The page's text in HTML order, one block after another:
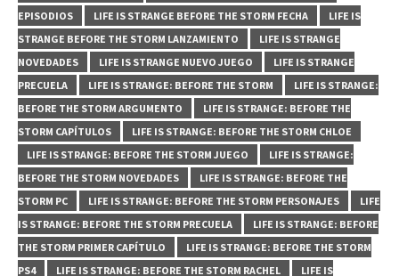
EPISODIOS
LIFE IS STRANGE BEFORE THE STORM FECHA
LIFE IS
STRANGE BEFORE THE STORM LANZAMIENTO
LIFE IS STRANGE
NOVEDADES
LIFE IS STRANGE NUEVO JUEGO
LIFE IS STRANGE
PRECUELA
LIFE IS STRANGE: BEFORE THE STORM
LIFE IS STRANGE:
BEFORE THE STORM ARGUMENTO
LIFE IS STRANGE: BEFORE THE
STORM CAPÍTULOS
LIFE IS STRANGE: BEFORE THE STORM CHLOE
LIFE IS STRANGE: BEFORE THE STORM JUEGO
LIFE IS STRANGE:
BEFORE THE STORM NOVEDADES
LIFE IS STRANGE: BEFORE THE
STORM PC
LIFE IS STRANGE: BEFORE THE STORM PERSONAJES
LIFE
IS STRANGE: BEFORE THE STORM PRECUELA
LIFE IS STRANGE: BEFORE
THE STORM PRIMER CAPÍTULO
LIFE IS STRANGE: BEFORE THE STORM
PS4
LIFE IS STRANGE: BEFORE THE STORM RACHEL LIFE IS